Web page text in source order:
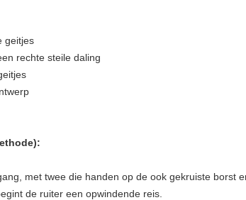
geitjes
rechte steile daling
met twee die handen op de ook gekruiste borst
de ruiter een opwindende reis.